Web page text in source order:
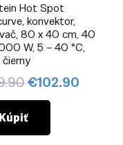
Hot Spot
konvektor,
80 x 40 cm, 40
W, 5 – 40 °C,
čierny
Pôvodná
cena
bola:
€159.90.
€102.90
Kúpiť